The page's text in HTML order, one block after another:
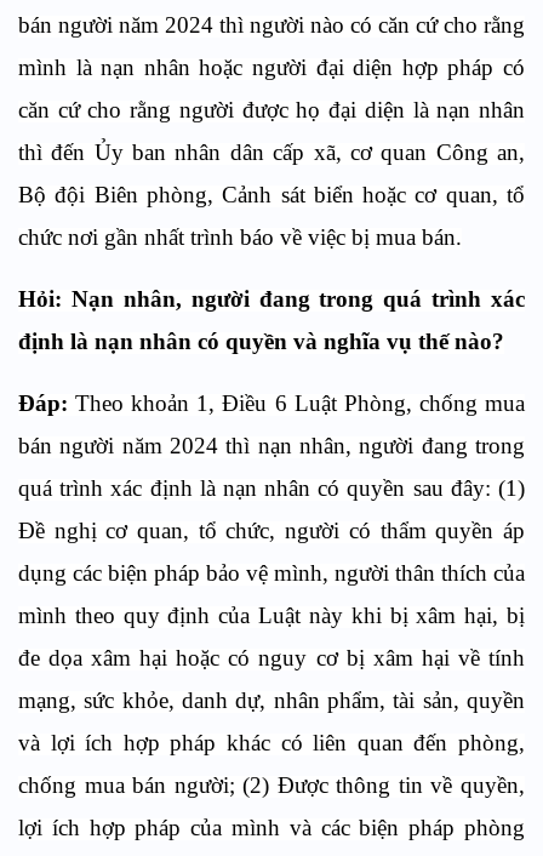
bán người năm 2024 thì người nào có căn cứ cho rằng
mình là nạn nhân hoặc người đại diện hợp pháp có
căn cứ cho rằng người được họ đại diện là nạn nhân
thì đến Ủy ban nhân dân cấp xã, cơ quan Công an,
Bộ đội Biên phòng, Cảnh sát biển hoặc cơ quan, tổ
chức nơi gần nhất trình báo về việc bị mua bán.
Hỏi: Nạn nhân, người đang trong quá trình xác
định là nạn nhân có quyền và nghĩa vụ thế nào?
Đáp: Theo khoản 1, Điều 6 Luật Phòng, chống mua
bán người năm 2024 thì nạn nhân, người đang trong
quá trình xác định là nạn nhân có quyền sau đây: (1)
Đề nghị cơ quan, tổ chức, người có thẩm quyền áp
dụng các biện pháp bảo vệ mình, người thân thích của
mình theo quy định của Luật này khi bị xâm hại, bị
đe dọa xâm hại hoặc có nguy cơ bị xâm hại về tính
mạng, sức khỏe, danh dự, nhân phẩm, tài sản, quyền
và lợi ích hợp pháp khác có liên quan đến phòng,
chống mua bán người; (2) Được thông tin về quyền,
lợi ích hợp pháp của mình và các biện pháp phòng